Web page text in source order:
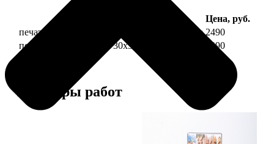
Цена, руб.
печать фото на холсте 30х30 на подрамнике 2490
печать фото на холсте 30х30 в раме
4990
Примеры работ